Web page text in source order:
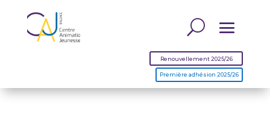
Renouvellement 2025/26
Première adhésion 2025/26